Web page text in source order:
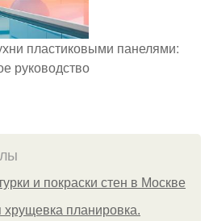
пластиковыми панелями:
руководство
и покраски стен в Москве
хрущевка планировка.